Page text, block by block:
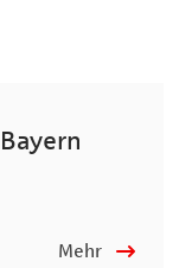
Mehr